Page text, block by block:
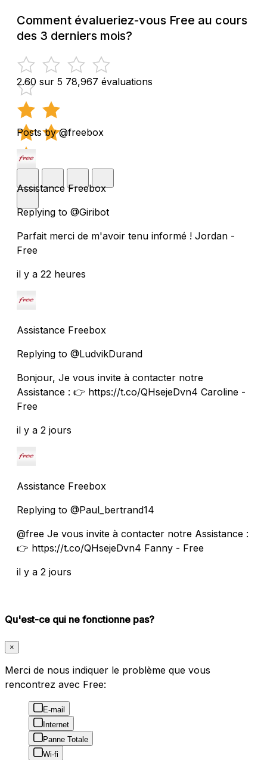
Comment évalueriez-vous Free au cours
des 3 derniers mois?
2.60 sur 5 78,967 évaluations
Posts by @freebox
Assistance Freebox
Replying to @Giribot
Parfait merci de m'avoir tenu informé ! Jordan -
Free
il y a 22 heures
Assistance Freebox
Replying to @LudvikDurand
Bonjour, Je vous invite à contacter notre
Assistance : 👉 https://t.co/QHsejeDvn4 Caroline -
Free
il y a 2 jours
Assistance Freebox
Replying to @Paul_bertrand14
@free Je vous invite à contacter notre Assistance :
👉 https://t.co/QHsejeDvn4 Fanny - Free
il y a 2 jours
Qu'est-ce qui ne fonctionne pas?
×
Merci de nous indiquer le problème que vous
rencontrez avec Free:
E-mail
Internet
Panne Totale
Wi-fi